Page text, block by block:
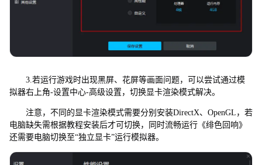
3.若运行游戏时出现黑屏、花屏等画面问题，可以尝试通过模
拟器右上角-设置中心-高级设置，切换显卡渲染模式解决。
注意，不同的显卡渲染模式需要分别安装DirectX、OpenGL，若
电脑缺失需根据教程安装后才可切换，同时流畅运行《绯色回响》
还需要电脑切换至“独立显卡”运行模拟器。